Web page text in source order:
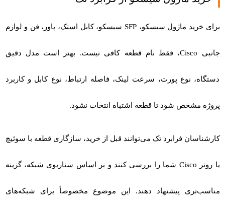
برای خرید ماژول سیسکو،SFP سیسکو ، کابل استک، پاور، فن و لوازم
جانبی Cisco، فقط نام قطعه کافی نیست. بهتر است مدل دقیق
دستگاه، نوع پورت، سرعت لینک، فاصله ارتباط، نوع کابل و کاربرد
پروژه مشخص شود تا قطعه اشتباه انتخاب نشود.
کارشناسان فرابرد تک می‌توانند قبل از خرید، سازگاری قطعه با سوئیچ
یا روتر Cisco شما را بررسی کنند و بر اساس سناریوی شبکه، گزینه
مناسب‌تری پیشنهاد دهند. این موضوع مخصوصاً برای شبکه‌های